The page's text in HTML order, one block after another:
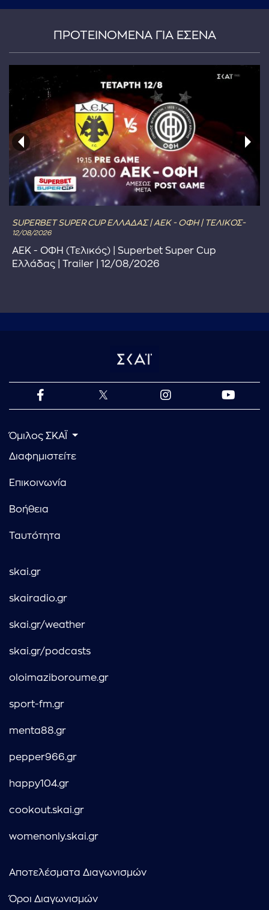
ΠΡΟΤΕΙΝΟΜΕΝΑ ΓΙΑ ΕΣΕΝΑ
SUPERBET SUPER CUP ΕΛΛΑΔΑΣ | ΑΕΚ - ΟΦΗ | ΤΕΛΙΚΟΣ-
12/08/2026
ΑΕΚ - ΟΦΗ (Τελικός) | Superbet Super Cup
Ελλάδας | Trailer | 12/08/2026
Όμιλος ΣΚΑΪ
Διαφημιστείτε
Επικοινωνία
Βοήθεια
Ταυτότητα
skai.gr
skairadio.gr
skai.gr/weather
skai.gr/podcasts
oloimaziboroume.gr
sport-fm.gr
menta88.gr
pepper966.gr
happy104.gr
cookout.skai.gr
womenonly.skai.gr
Αποτελέσματα Διαγωνισμών
Όροι Διαγωνισμών